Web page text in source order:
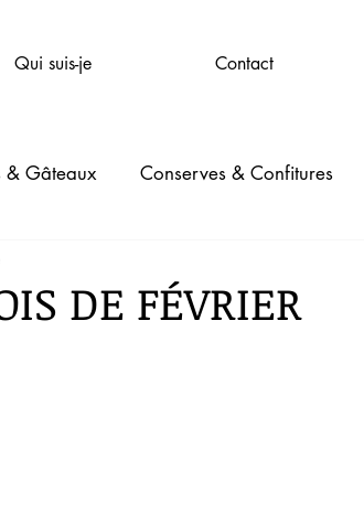
Qui suis-je Contact
& Gâteaux Conserves & Confitures
& Bien-être
DE FÉVRIER